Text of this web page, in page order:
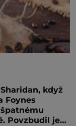
když
Foynes